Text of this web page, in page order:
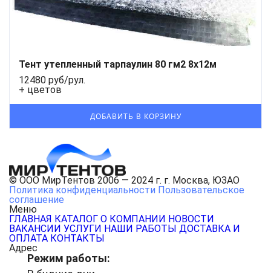
Тент утепленный тарпаулин 80 гм2 8x12м
12480 руб/рул.
+ цветов
© ООО МирТентов 2006 — 2024 г. г. Москва, ЮЗАО
Политика конфиденциальности Пользовательское
соглашение
Меню
ГЛАВНАЯ КАТАЛОГ О КОМПАНИИ НОВОСТИ
ВАКАНСИИ УСЛУГИ НАШИ РАБОТЫ ДОСТАВКА И
ОПЛАТА КОНТАКТЫ
Адрес
Режим работы: